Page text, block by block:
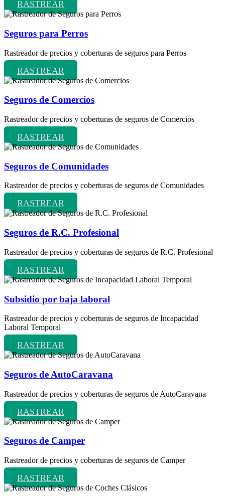
RASTREAR
Seguros para Perros
Rastreador de precios y coberturas de seguros para Perros
RASTREAR
Seguros de Comercios
Rastreador de precios y coberturas de seguros de Comercios
RASTREAR
Seguros de Comunidades
Rastreador de precios y coberturas de seguros de Comunidades
RASTREAR
Seguros de R.C. Profesional
Rastreador de precios y coberturas de seguros de R.C. Profesional
RASTREAR
Subsidio por baja laboral
Rastreador de precios y coberturas de seguros de Incapacidad
Laboral Temporal
RASTREAR
Seguros de AutoCaravana
Rastreador de precios y coberturas de seguros de AutoCaravana
RASTREAR
Seguros de Camper
Rastreador de precios y coberturas de seguros de Camper
RASTREAR